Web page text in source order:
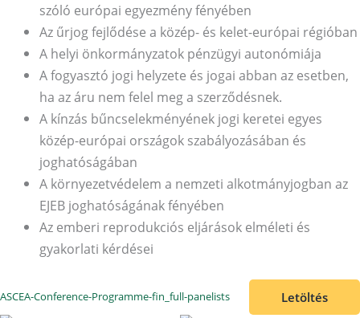
szóló európai egyezmény fényében
Az űrjog fejlődése a közép- és kelet-európai régióban
A helyi önkormányzatok pénzügyi autonómiája
A fogyasztó jogi helyzete és jogai abban az esetben,
ha az áru nem felel meg a szerződésnek.
A kínzás bűncselekményének jogi keretei egyes
közép-európai országok szabályozásában és
joghatóságában
A környezetvédelem a nemzeti alkotmányjogban az
EJEB joghatóságának fényében
Az emberi reprodukciós eljárások elméleti és
gyakorlati kérdései
ASCEA-Conference-Programme-fin_full-panelists Letöltés